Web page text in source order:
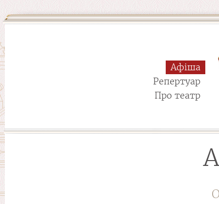
Афіша
Репертуар
Про театр